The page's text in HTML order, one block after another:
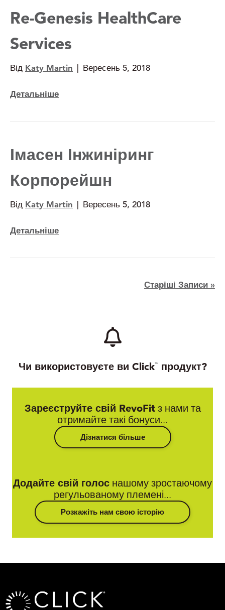
Re-Genesis HealthCare
Services
Від Katy Martin Вересень 5, 2018
Детальніше
Імасен Інжиніринг
Корпорейшн
Від Katy Martin Вересень 5, 2018
Детальніше
Старіші Записи »
Чи використовуєте ви ClickТМпродукт?
Зареєструйте свій RevoFitз нами та
отримайте такі бонуси...
Дізнатися більше
Додайте свій голос нашому зростаючому
регульованому племені...
Розкажіть нам свою історію